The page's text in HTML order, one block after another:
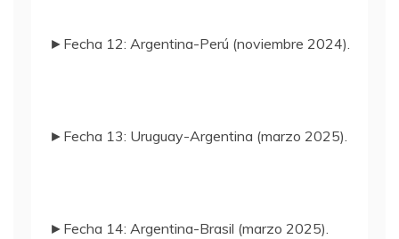
►Fecha 12: Argentina-Perú (noviembre 2024).
►Fecha 13: Uruguay-Argentina (marzo 2025).
►Fecha 14: Argentina-Brasil (marzo 2025).